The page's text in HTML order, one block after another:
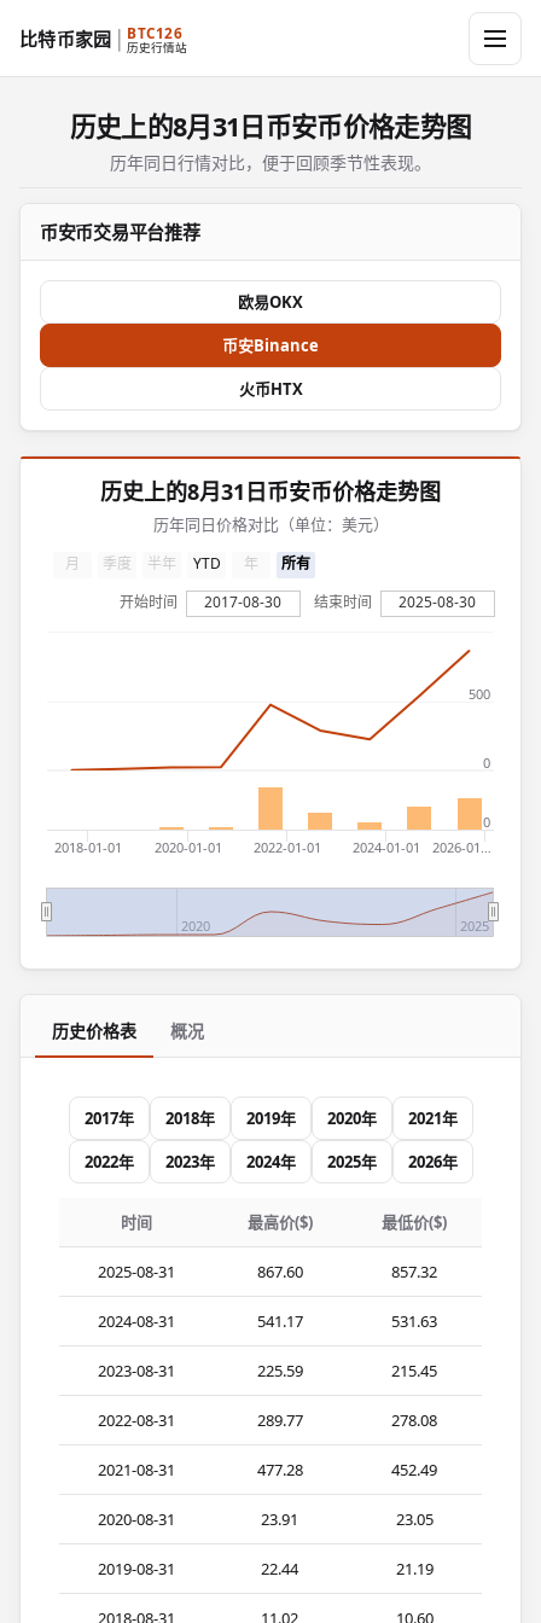
比特币家园 BTC126
历史行情站
历史上的8月31日币安币价格走势图
历年同日行情对比，便于回顾季节性表现。
币安币交易平台推荐
欧易OKX
币安Binance
火币HTX
历史上的8月31日币安币价格走势图
历年同日价格对比（单位：美元）
2018-01-01 2020-01-01 2022-01-01 2024-01-01 2026-01…
2020 2025
0
500
0
月 季度 半年 YTD 年
所有
开始时间
2017-08-30 结束时间 2025-08-30
历史价格表 概况
2017年 2018年 2019年 2020年
2021年
2022年
2023年 2024年 2025年 2026年
时间 最高价($) 最低价($)
2025-08-31 867.60 857.32
2024-08-31 541.17 531.63
2023-08-31 225.59 215.45
2022-08-31 289.77 278.08
2021-08-31 477.28 452.49
2020-08-31 23.91 23.05
2019-08-31 22.44 21.19
2018-08-31 11.02 10.60